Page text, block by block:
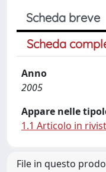
Scheda breve
Scheda
Anno
2005
Appare nelle
1.1 Articolo in
File in questo